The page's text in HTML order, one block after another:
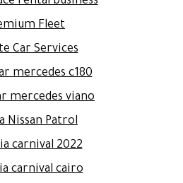
Fleet
Car Services
mercedes c180
mercedes viano
Nissan Patrol
carnival 2022
carnival cairo